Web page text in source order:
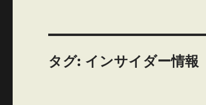
タグ: インサイダー情報